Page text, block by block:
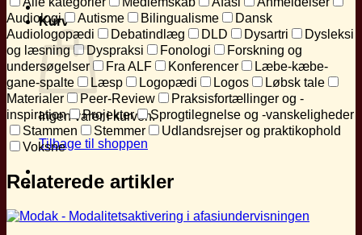
Kurv
Ingen varer i kurven.
Tilbage til shoppen
Audiologi
Autisme Bilingualisme
Dansk
Audiologopædi
Debatindlæg DLD Dysartri
Dysleksi
og læsning
Dyspraksi Fonologi
Forskning og
undersøgelser
Fra ALF Konferencer
Læbe-kæbe-
gane-spalte
Læsp Logopædi Logos
Løbsk tale
Materialer
Peer-Review
Praksisfortællinger og -
inspiration
Projekter
Sprogtilegnelse og -vanskeligheder
Stammen
Stemmer
Udlandsrejser og praktikophold
Voksne
Relaterede artikler